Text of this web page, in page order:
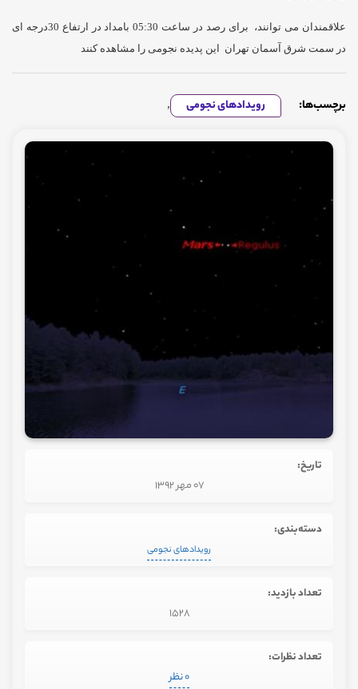
علاقمندان می توانند، برای رصد در ساعت 05:30 بامداد در ارتفاع 30درجه ای
در سمت شرق آسمان تهران این پدیده نجومی را مشاهده کنند
برچسب‌ها: رویدادهای نجومی ,
تاریخ:
07 مهر 1392
دسته‌بندی:
رویدادهای نجومی
تعداد بازدید:
1528
تعداد نظرات:
0 نظر